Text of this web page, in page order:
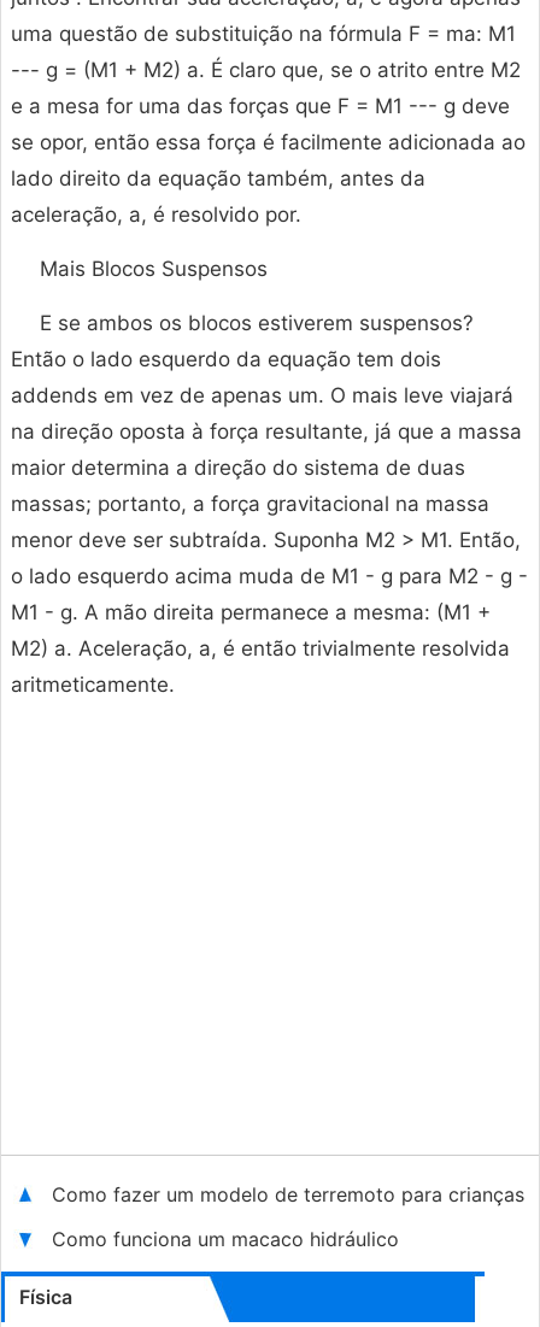
uma questão de substituição na fórmula F = ma: M1
--- g = (M1 + M2) a. É claro que, se o atrito entre M2
e a mesa for uma das forças que F = M1 --- g deve
se opor, então essa força é facilmente adicionada ao
lado direito da equação também, antes da
aceleração, a, é resolvido por.
Mais Blocos Suspensos
E se ambos os blocos estiverem suspensos?
Então o lado esquerdo da equação tem dois
addends em vez de apenas um. O mais leve viajará
na direção oposta à força resultante, já que a massa
maior determina a direção do sistema de duas
massas; portanto, a força gravitacional na massa
menor deve ser subtraída. Suponha M2 > M1. Então,
o lado esquerdo acima muda de M1 - g para M2 - g -
M1 - g. A mão direita permanece a mesma: (M1 +
M2) a. Aceleração, a, é então trivialmente resolvida
aritmeticamente.
Como fazer um modelo de terremoto para crianças
Como funciona um macaco hidráulico
Física